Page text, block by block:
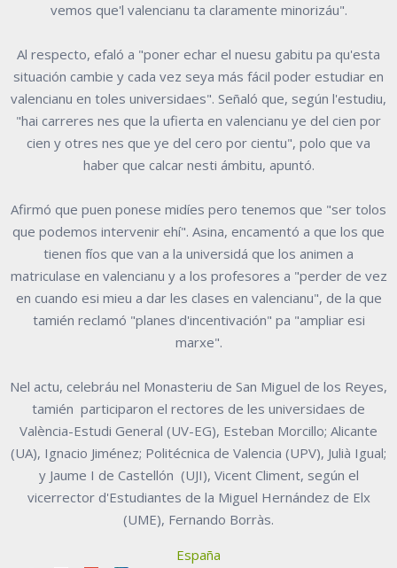
vemos que'l valencianu ta claramente minorizáu".
Al respecto, efaló a "poner echar el nuesu gabitu pa qu'esta
situación cambie y cada vez seya más fácil poder estudiar en
valencianu en toles universidaes". Señaló que, según l'estudiu,
"hai carreres nes que la ufierta en valencianu ye del cien por
cien y otres nes que ye del cero por cientu", polo que va
haber que calcar nesti ámbitu, apuntó.
Afirmó que puen ponese midíes pero tenemos que "ser tolos
que podemos intervenir ehí". Asina, encamentó a que los que
tienen fíos que van a la universidá que los animen a
matriculase en valencianu y a los profesores a "perder de vez
en cuando esi mieu a dar les clases en valencianu", de la que
tamién reclamó "planes d'incentivación" pa "ampliar esi
marxe".
Nel actu, celebráu nel Monasteriu de San Miguel de los Reyes,
tamién participaron el rectores de les universidaes de
València-Estudi General (UV-EG), Esteban Morcillo; Alicante
(UA), Ignacio Jiménez; Politécnica de Valencia (UPV), Julià Igual;
y Jaume I de Castellón (UJI), Vicent Climent, según el
vicerrector d'Estudiantes de la Miguel Hernández de Elx
(UME), Fernando Borràs.
España